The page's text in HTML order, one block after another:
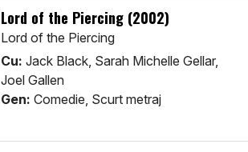
Lord of the Piercing (2002)
Lord of the Piercing
Cu: Jack Black, Sarah Michelle Gellar,
Joel Gallen
Gen: Comedie, Scurt metraj